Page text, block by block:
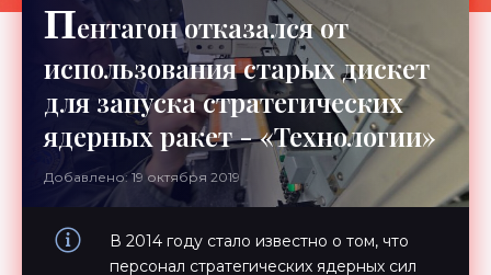
Пентагон отказался от
использования старых дискет
для запуска стратегических
ядерных ракет - «Технологии»
Добавлено: 19 октября 2019
В 2014 году стало известно о том, что
персонал стратегических ядерных сил